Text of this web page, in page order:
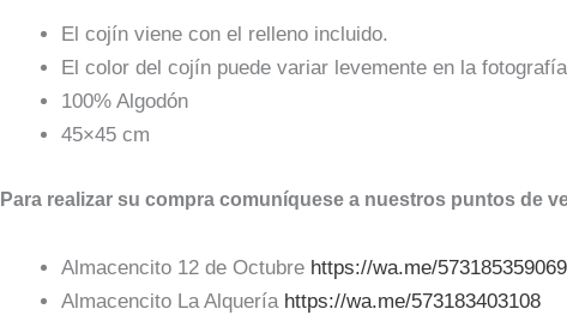
El cojín viene con el relleno incluido.
El color del cojín puede variar levemente en la fotografía
100% Algodón
45×45 cm
Para realizar su compra comuníquese a nuestros puntos de
Almacencito 12 de Octubre https://wa.me/573185359069
Almacencito La Alquería https://wa.me/573183403108